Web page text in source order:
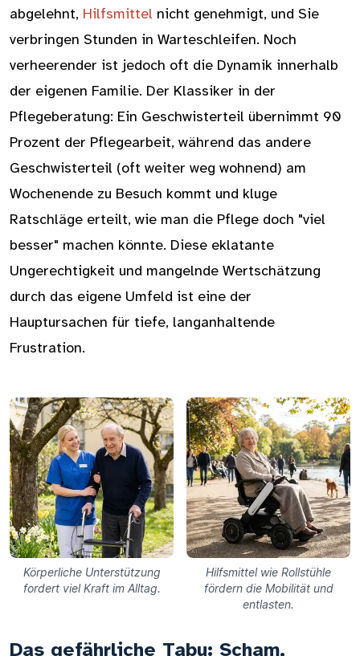
abgelehnt, Hilfsmittel nicht genehmigt, und Sie
verbringen Stunden in Warteschleifen. Noch
verheerender ist jedoch oft die Dynamik innerhalb
der eigenen Familie. Der Klassiker in der
Pflegeberatung: Ein Geschwisterteil übernimmt 90
Prozent der Pflegearbeit, während das andere
Geschwisterteil (oft weiter weg wohnend) am
Wochenende zu Besuch kommt und kluge
Ratschläge erteilt, wie man die Pflege doch "viel
besser" machen könnte. Diese eklatante
Ungerechtigkeit und mangelnde Wertschätzung
durch das eigene Umfeld ist eine der
Hauptursachen für tiefe, langanhaltende
Frustration.
Körperliche Unterstützung
fordert viel Kraft im Alltag.
Hilfsmittel wie Rollstühle
fördern die Mobilität und
entlasten.
Das gefährliche Tabu: Scham,